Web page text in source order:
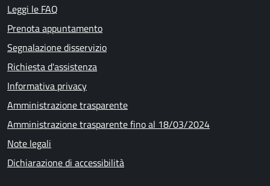
Leggi le FAQ
Prenota appuntamento
Segnalazione disservizio
Richiesta d'assistenza
Informativa privacy
Amministrazione trasparente
Amministrazione trasparente fino al 18/03/2024
Note legali
Dichiarazione di accessibilità